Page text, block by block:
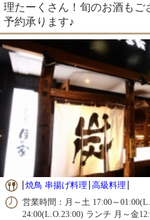
理たーくさん！旬のお酒も
予約承ります♪
焼鳥 串揚げ料理 高級料理
営業時間：月～土 17:00～
24:00(L.O.23:00) ランチ 月～金